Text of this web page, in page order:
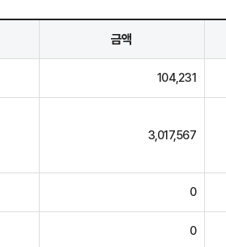
금액
104,231
3,017,567
0
0